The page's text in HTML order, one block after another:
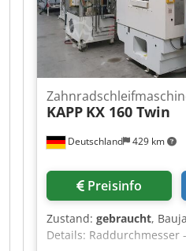
Deutschland 429 km
KAPP KX 160 Twin
Preisinfo
Zustand: gebraucht,
Details: Raddurchmesser